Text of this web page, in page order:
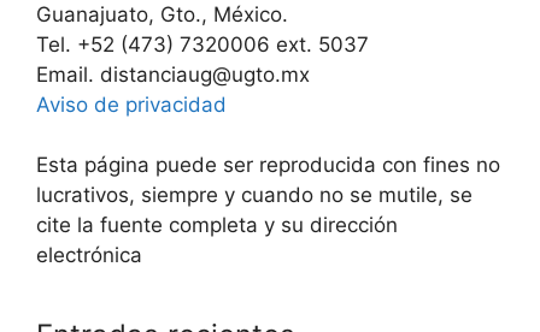
Guanajuato, Gto., México.
Tel. +52 (473) 7320006 ext. 5037
Email. distanciaug@ugto.mx
Aviso de privacidad
Esta página puede ser reproducida con fines no
lucrativos, siempre y cuando no se mutile, se
cite la fuente completa y su dirección
electrónica